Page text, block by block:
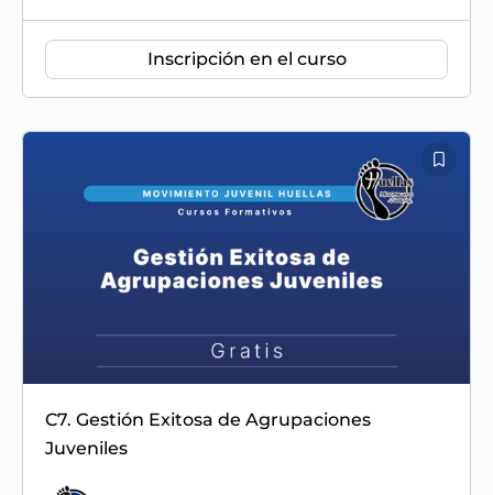
Inscripción en el curso
C7. Gestión Exitosa de Agrupaciones
Juveniles